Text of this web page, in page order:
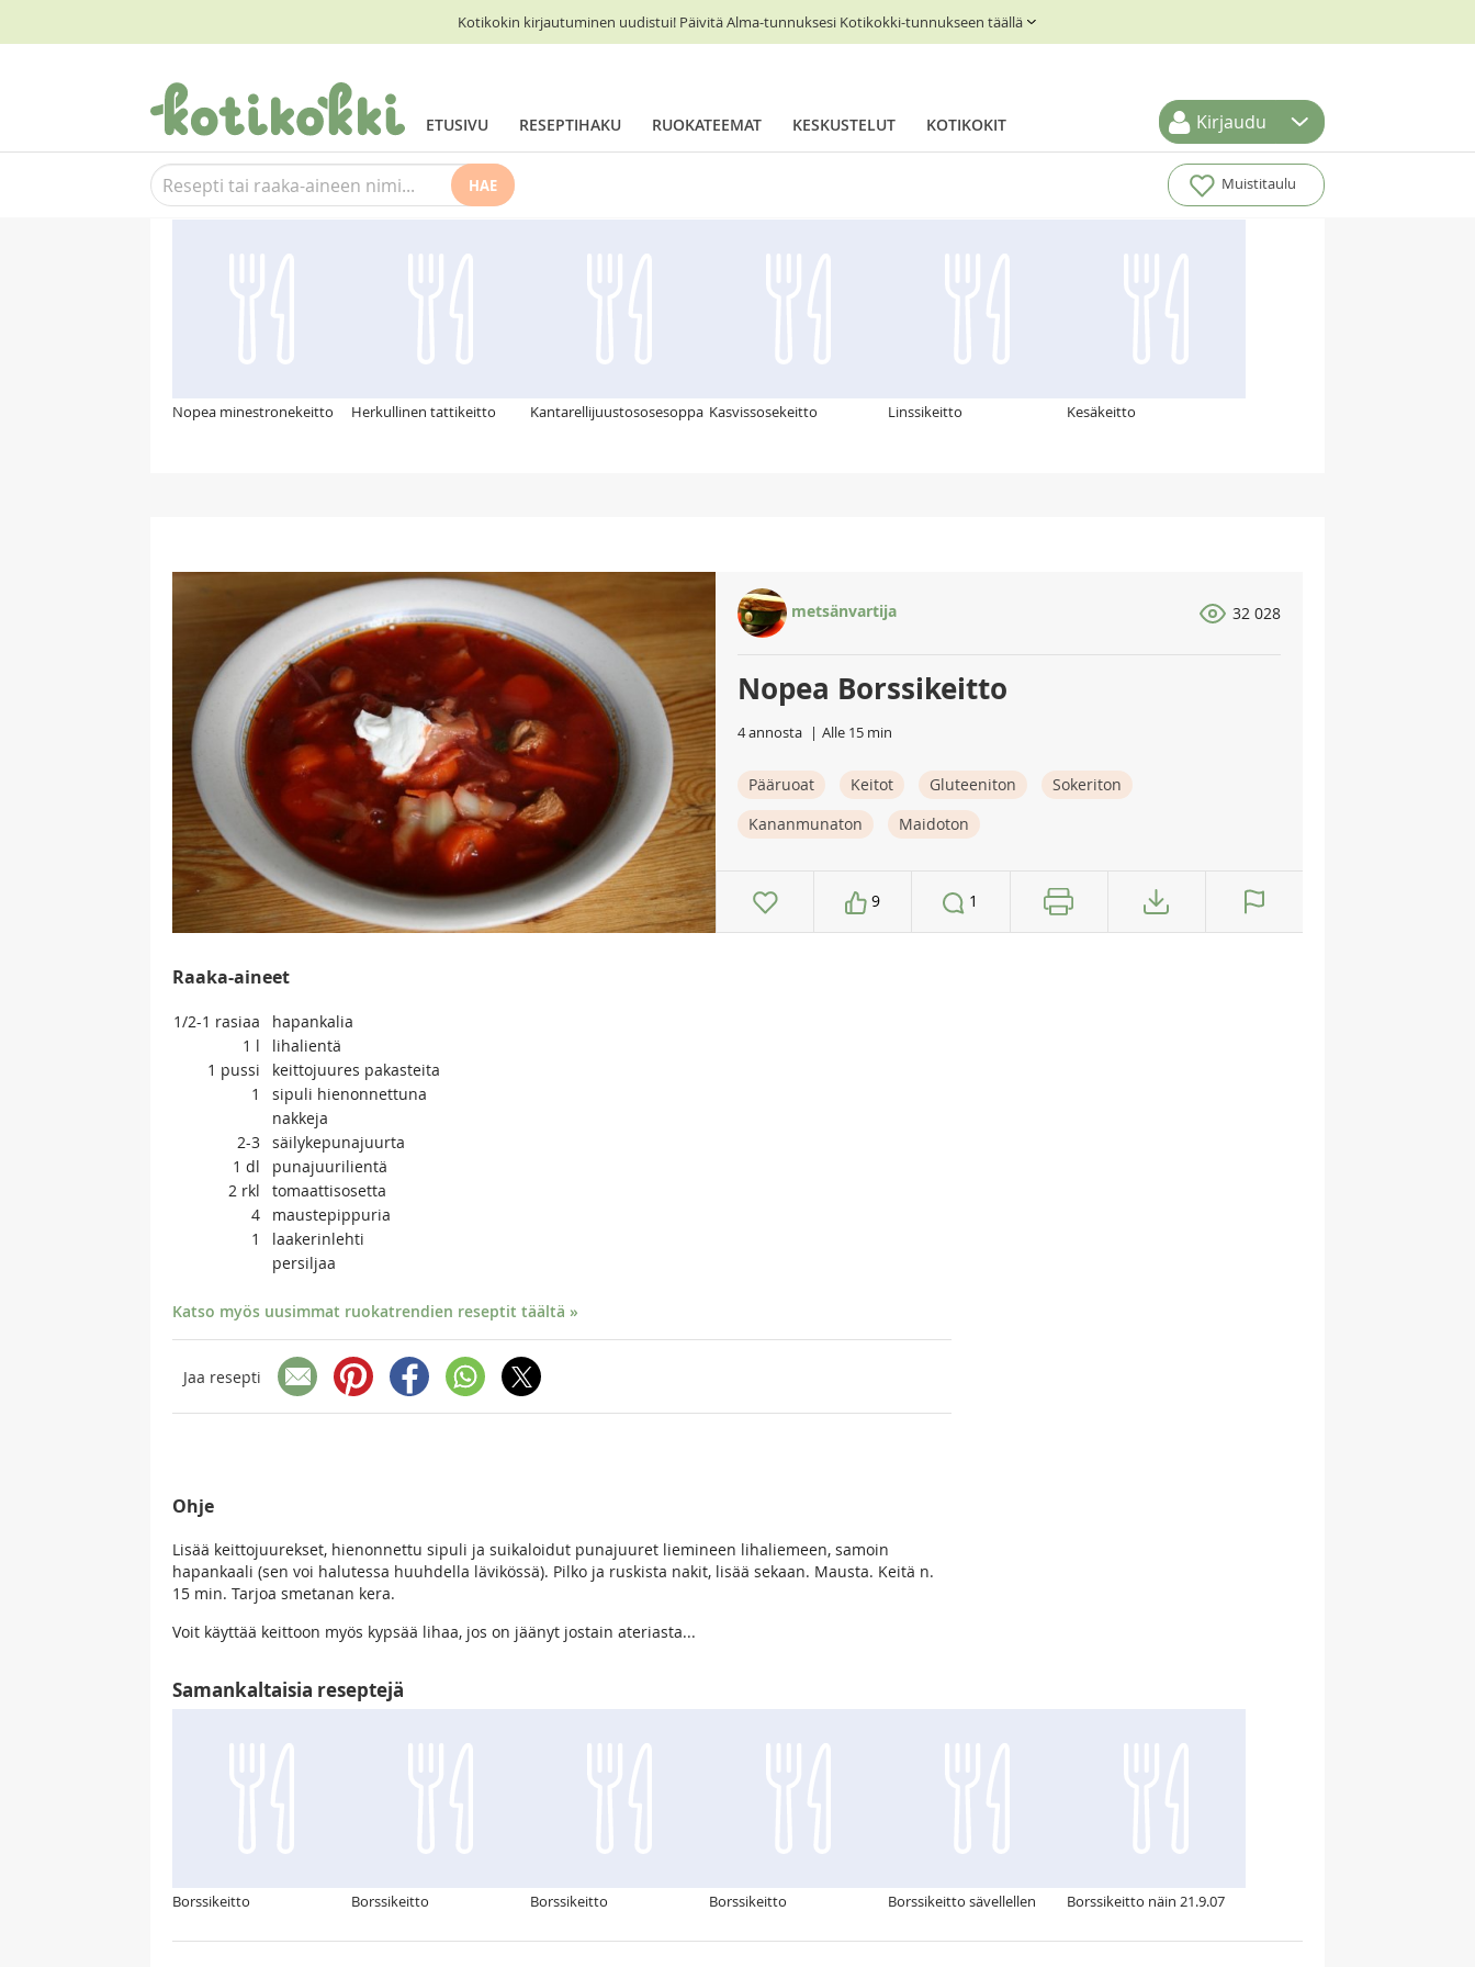
Kotikokin kirjautuminen uudistui! Päivitä Alma-tunnuksesi Kotikokki-tunnukseen täällä
ETUSIVU RESEPTIHAKU RUOKATEEMAT KESKUSTELUT KOTIKOKIT Kirjaudu
HAE Muistitaulu
Suosittelemme myös
Nopea minestronekeitto Herkullinen tattikeitto Kantarellijuustososesoppa Kasvissosekeitto Linssikeitto Kesäkeitto
metsänvartija 32 028
Nopea Borssikeitto
4 annosta Alle 15 min
Pääruoat Keitot Gluteeniton
Sokeriton
Kananmunaton
Maidoton
9 1
Raaka-aineet
1/2-1 rasiaa
hapankalia
1 l
lihalientä
1 pussi
keittojuures pakasteita
1
sipuli hienonnettuna
nakkeja
2-3 säilykepunajuurta
1 dl
punajuurilientä
2 rkl
tomaattisosetta
4
maustepippuria
1
laakerinlehti
persiljaa
Katso myös uusimmat ruokatrendien reseptit täältä »
Jaa resepti
Ohje
Lisää keittojuurekset, hienonnettu sipuli ja suikaloidut punajuuret liemineen lihaliemeen, samoin
hapankaali (sen voi halutessa huuhdella lävikössä). Pilko ja ruskista nakit, lisää sekaan. Mausta. Keitä n.
15 min. Tarjoa smetanan kera.
Voit käyttää keittoon myös kypsää lihaa, jos on jäänyt jostain ateriasta...
Samankaltaisia reseptejä
Borssikeitto Borssikeitto Borssikeitto Borssikeitto Borssikeitto sävellellen Borssikeitto näin 21.9.07